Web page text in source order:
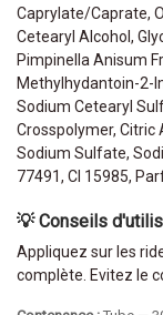
Caprylate/Caprate,
Cetearyl Alcohol,
Pimpinella Anisum
Methylhydantoin-2-
Sodium Cetearyl
Crosspolymer, Citric
Sodium Sulfate,
77491, CI 15985,
💡 Conseils
Appliquez sur les
complète. Evitez le